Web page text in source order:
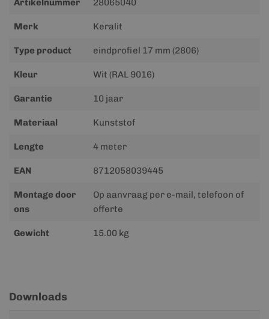
Artikelnummer 28065040
Merk Keralit
Type product eindprofiel 17 mm (2806)
Kleur Wit (RAL 9016)
Garantie 10 jaar
Materiaal Kunststof
Lengte 4 meter
EAN 8712058039445
Montage door
ons
Op aanvraag per e-mail, telefoon of
offerte
Gewicht 15.00 kg
Downloads